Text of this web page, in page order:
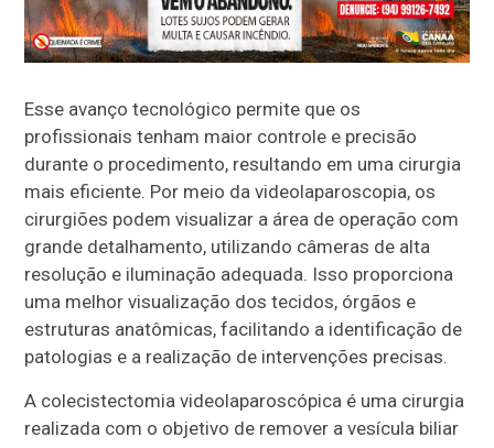
Esse avanço tecnológico permite que os
profissionais tenham maior controle e precisão
durante o procedimento, resultando em uma cirurgia
mais eficiente. Por meio da videolaparoscopia, os
cirurgiões podem visualizar a área de operação com
grande detalhamento, utilizando câmeras de alta
resolução e iluminação adequada. Isso proporciona
uma melhor visualização dos tecidos, órgãos e
estruturas anatômicas, facilitando a identificação de
patologias e a realização de intervenções precisas.
A colecistectomia videolaparoscópica é uma cirurgia
realizada com o objetivo de remover a vesícula biliar